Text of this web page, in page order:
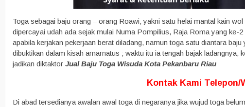
Toga sebagai baju orang – orang Roawi, yakni satu helai mantal kain
dipercayai udah ada sejak mulai Numa Pompilius, Raja Roma yang ke-
apabila kerjakan pekerjaan berat diladang, namun toga satu diantara
dibuktikan dalam kisah arnarnatus ; waktu itu ia tengah bajak
jadikan diktaktorJual Baju Toga Wisuda Kota Pekanbaru Riau
Kontak Kami Telepon/
Di abad tersedianya awalan awal toga di negaranya jika wujud toga